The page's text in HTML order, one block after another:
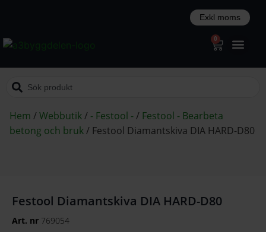
0
Hem /Webbutik/ - Festool -/ Festool - Bearbeta
betong och bruk/ Festool Diamantskiva DIA HARD-D80
Festool Diamantskiva DIA HARD-D80
Art. nr 769054